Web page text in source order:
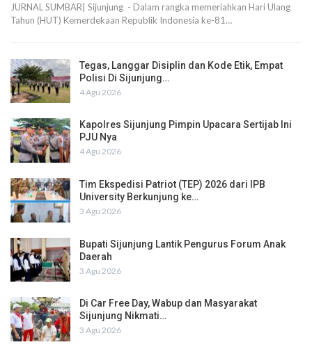
JURNAL SUMBAR| Sijunjung - Dalam rangka memeriahkan Hari Ulang
Tahun (HUT) Kemerdekaan Republik Indonesia ke-81…
Tegas, Langgar Disiplin dan Kode Etik, Empat
Polisi Di Sijunjung…
4 Agu 2026
Kapolres Sijunjung Pimpin Upacara Sertijab Ini
PJU Nya
4 Agu 2026
Tim Ekspedisi Patriot (TEP) 2026 dari IPB
University Berkunjung ke…
3 Agu 2026
Bupati Sijunjung Lantik Pengurus Forum Anak
Daerah
3 Agu 2026
Di Car Free Day, Wabup dan Masyarakat
Sijunjung Nikmati…
3 Agu 2026